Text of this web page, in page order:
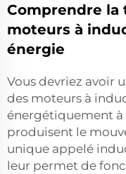
Comprendre la
moteurs à
énergie
Vous devriez avoir
des moteurs à
énergétiquement à
produisent le
unique appelé
leur permet de